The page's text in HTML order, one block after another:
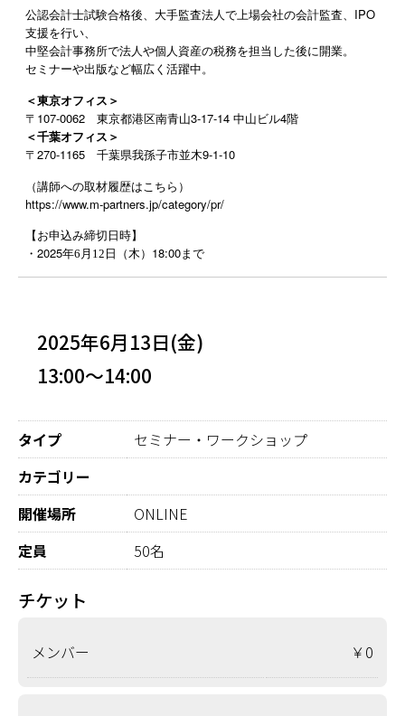
公認会計士試験合格後、大手監査法人で上場会社の会計監査、IPO
支援を行い、
中堅会計事務所で法人や個人資産の税務を担当した後に開業。
セミナーや出版など幅広く活躍中。
＜東京オフィス＞
〒107-0062 東京都港区南青山3-17-14 中山ビル4階
＜千葉オフィス＞
〒270-1165 千葉県我孫子市並木9-1-10
（講師への取材履歴はこちら）
https://www.m-partners.jp/category/pr/
【お申込み締切日時】
・ 2025年6 月12 日（木） 18:00まで
2025年6月13日(金)
13:00～14:00
タイプ
セミナー・ワークショップ
カテゴリー
開催場所
ONLINE
定員
50名
チケット
メンバー ￥0